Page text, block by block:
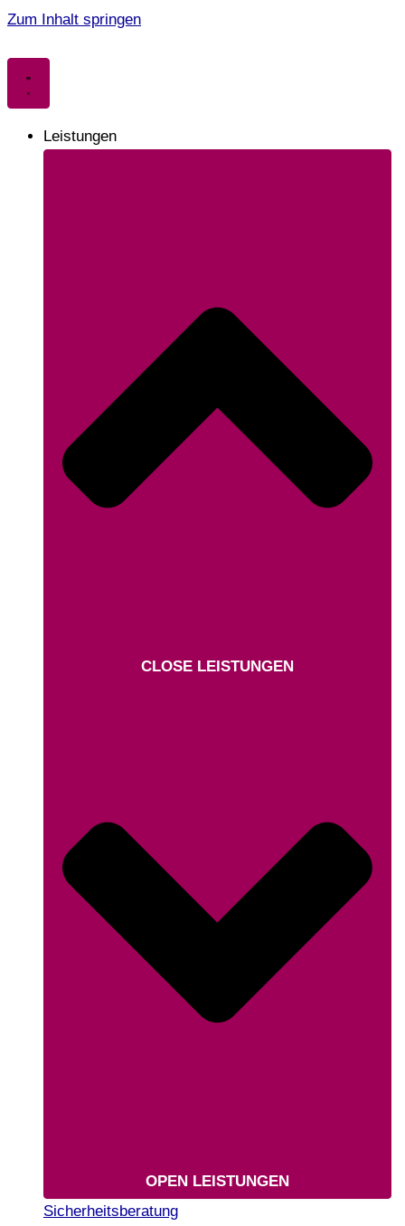
Zum Inhalt springen
Leistungen
CLOSE LEISTUNGEN
OPEN LEISTUNGEN
Sicherheitsberatung